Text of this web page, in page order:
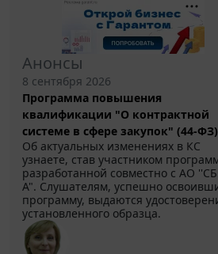
Анонсы
8 сентября 2026
Программа повышения
квалификации "О контрактной
системе в сфере закупок" (44-
Об актуальных изменениях в КС
узнаете, став участником
разработанной совместно с АО
А". Слушателям, успешно
программу, выдаются
установленного образца.